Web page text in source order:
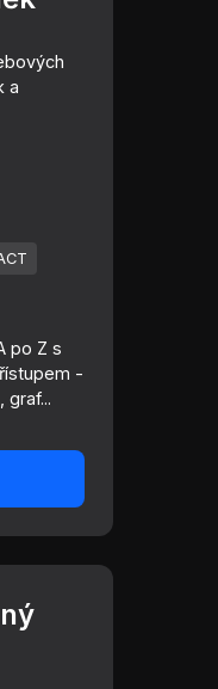
a
po Z s
-
graf...